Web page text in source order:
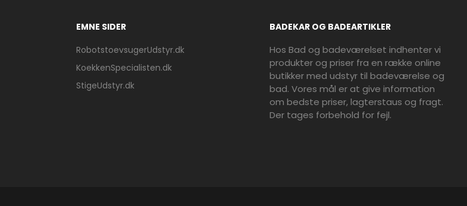
EMNE SIDER
RobotstoevsugerUdstyr.dk
KoekkenSpecialisten.dk
StigeUdstyr.dk
BADEKAR OG BADEARTIKLER
Hos Bad og badeværelset indhenter vi
produkter og priser fra en række online
butikker med udstyr til badeværelse og
bad. Vores mål er at give information
om bedste priser, lagterstaus og fragt.
Der tages forbehold for fejl.